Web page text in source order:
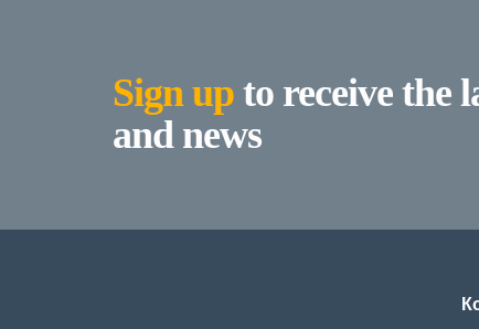
Sign up to receive the
and news